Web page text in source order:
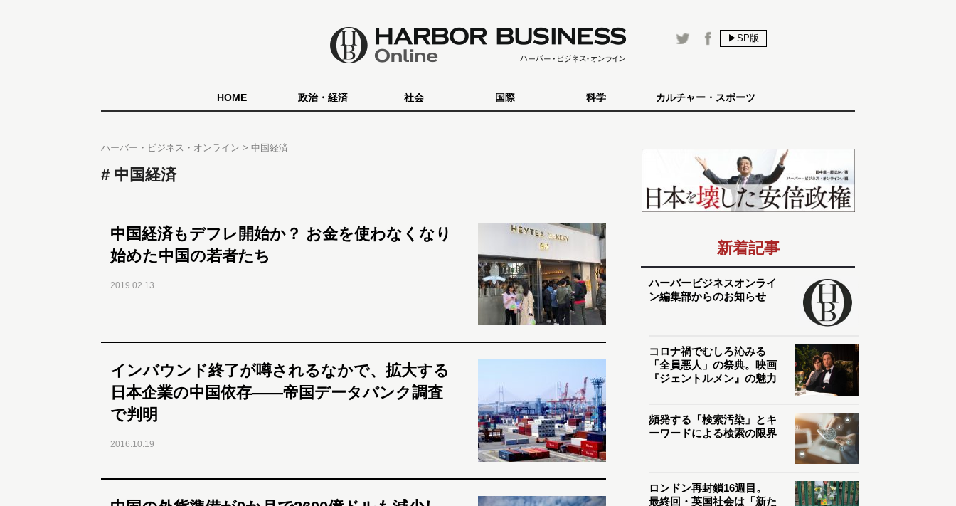
▶SP版
HOME 政治・経済 社会 国際 科学 カルチャー・スポーツ
ハーバー・ビジネス・オンライン 中国経済
中国経済
中国経済もデフレ開始か？ お金を使わなくなり
始めた中国の若者たち
2019.02.13
インバウンド終了が噂されるなかで、拡大する
日本企業の中国依存――帝国データバンク調査
で判明
2016.10.19
新着記事
ハーバービジネスオンライ
ン編集部からのお知らせ
コロナ禍でむしろ沁みる
「全員悪人」の祭典。映画
『ジェントルメン』の魅力
頻発する「検索汚染」とキ
ーワードによる検索の限界
ロンドン再封鎖16週目。
最終回・英国社会は「新た